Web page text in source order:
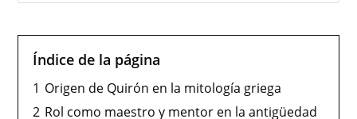
Índice de la página
1 Origen de Quirón en la mitología griega
2 Rol como maestro y mentor en la antigüedad